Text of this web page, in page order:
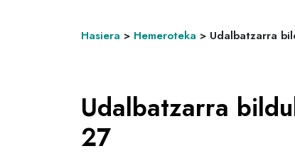
Hasiera > Hemeroteka > Udalbatzarra
Udalbatzarra
27